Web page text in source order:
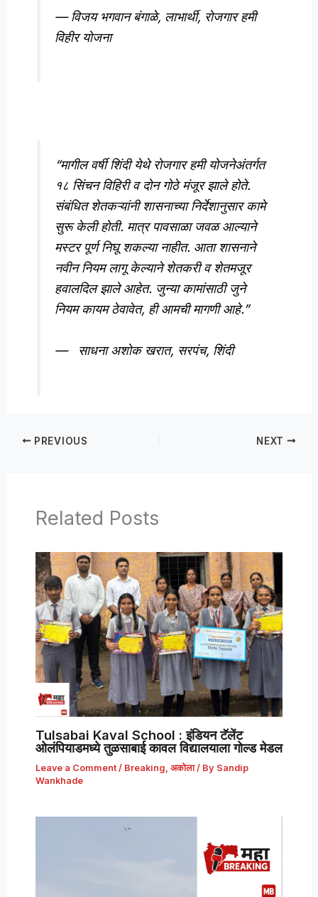
— विजय भगवान बंगाळे, लाभार्थी, रोजगार हमी
विहीर योजना
“मागील वर्षी शिंदी येथे रोजगार हमी योजनेअंतर्गत
१८ सिंचन विहिरी व दोन गोठे मंजूर झाले होते.
संबंधित शेतकऱ्यांनी शासनाच्या निर्देशानुसार कामे
सुरू केली होती. मात्र पावसाळा जवळ आल्याने
मस्टर पूर्ण निघू शकल्या नाहीत. आता शासनाने
नवीन नियम लागू केल्याने शेतकरी व शेतमजूर
हवालदिल झाले आहेत. जुन्या कामांसाठी जुने
नियम कायम ठेवावेत, ही आमची मागणी आहे.”
— साधना अशोक खरात, सरपंच, शिंदी
PREVIOUS NEXT
Related Posts
Tulsabai Kaval School : इंडियन टॅलेंट
ओलंपियाडमध्ये तुळसाबाई कावल विद्यालयाला गोल्ड मेडल
Leave a Comment / Breaking, अकोला/ By Sandip
Wankhade